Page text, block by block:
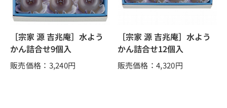
［宗家 源 吉兆庵］水よう
かん詰合せ9個入
販売価格：3,240円
［宗家 源 吉兆庵］水よう
かん詰合せ12個入
販売価格：4,320円